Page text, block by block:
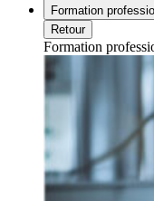
Formation
Retour
Formation